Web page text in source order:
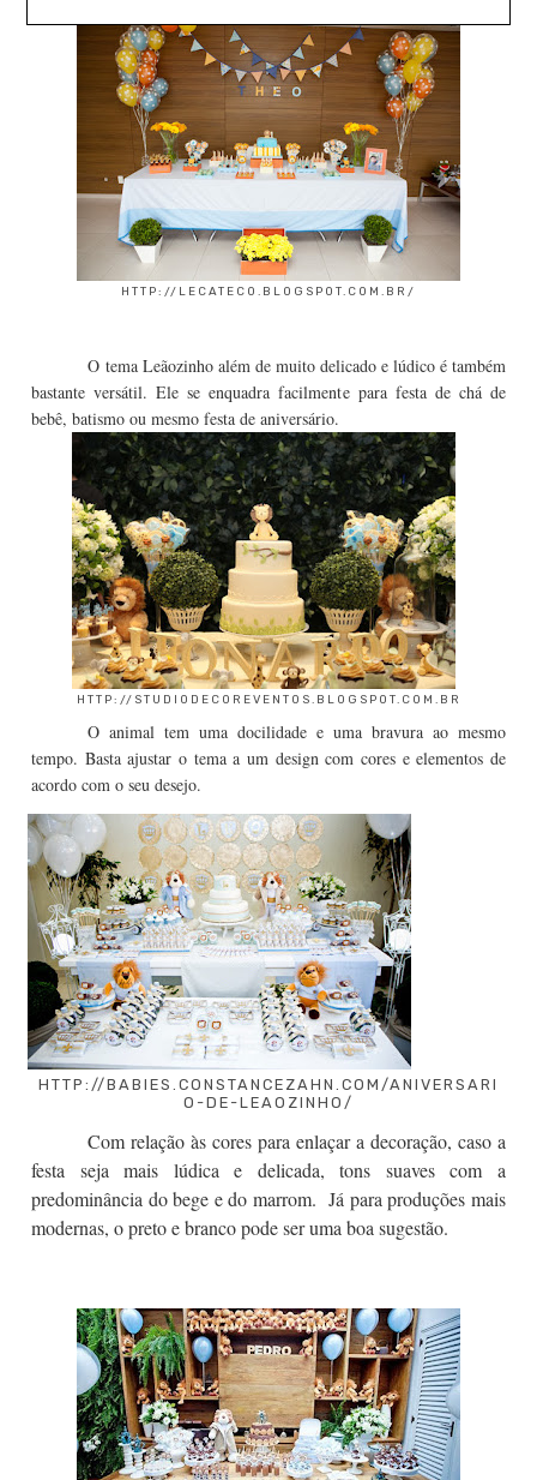
HTTP://LECATECO.BLOGSPOT.COM.BR/
O tema Leãozinho além de muito delicado e lúdico é também
bastante versátil. Ele se enquadra facilmente para festa de chá de
bebê, batismo ou mesmo festa de aniversário.
HTTP://STUDIODECOREVENTOS.BLOGSPOT.COM.BR
O animal tem uma docilidade e uma bravura ao mesmo
tempo. Basta ajustar o tema a um design com cores e elementos de
acordo com o seu desejo.
HTTP://BABIES.CONSTANCEZAHN.COM/ANIVERSARI
O-DE-LEAOZINHO/
Com relação às cores para enlaçar a decoração, caso a
festa seja mais lúdica e delicada, tons suaves com a
predominância do bege e do marrom. Já para produções mais
modernas, o preto e branco pode ser uma boa sugestão.